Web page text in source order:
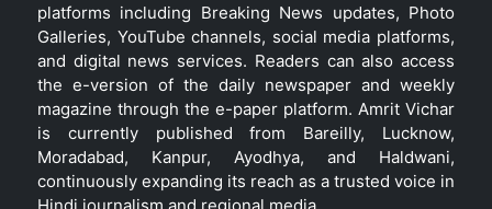
platforms including Breaking News updates, Photo
Galleries, YouTube channels, social media platforms,
and digital news services. Readers can also access
the e-version of the daily newspaper and weekly
magazine through the e-paper platform. Amrit Vichar
is currently published from Bareilly, Lucknow,
Moradabad, Kanpur, Ayodhya, and Haldwani,
continuously expanding its reach as a trusted voice in
Hindi journalism and regional media.